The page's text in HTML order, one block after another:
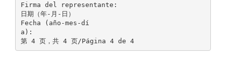
Firma del representante:
日期（年-月-日）
Fecha (año-mes-dí
a):
第 4 页，共 4 页/Página 4 de 4